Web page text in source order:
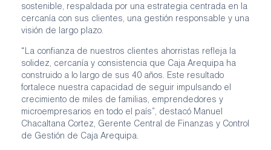
sostenible, respaldada por una estrategia centrada en la
cercanía con sus clientes, una gestión responsable y una
visión de largo plazo.
“La confianza de nuestros clientes ahorristas refleja la
solidez, cercanía y consistencia que Caja Arequipa ha
construido a lo largo de sus 40 años. Este resultado
fortalece nuestra capacidad de seguir impulsando el
crecimiento de miles de familias, emprendedores y
microempresarios en todo el país”, destacó Manuel
Chacaltana Cortez, Gerente Central de Finanzas y Control
de Gestión de Caja Arequipa.